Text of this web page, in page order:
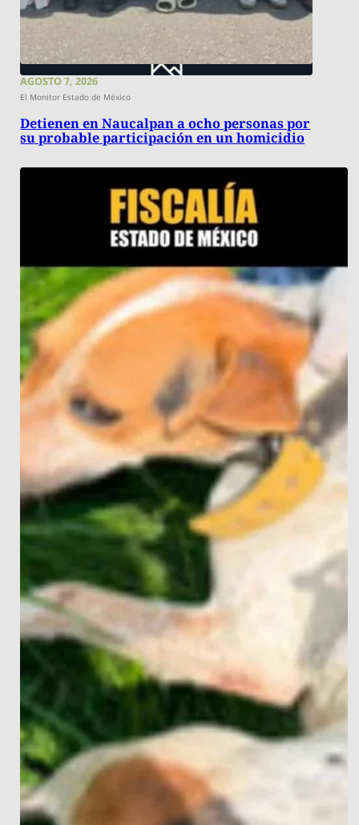
AGOSTO 7, 2026
El Monitor Estado de México
Detienen en Naucalpan a ocho personas por
su probable participación en un homicidio